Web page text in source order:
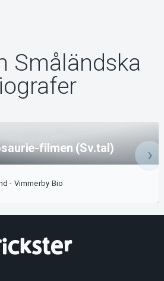
Småländska
filmen (Sv.tal)
- Vimmerby Bio